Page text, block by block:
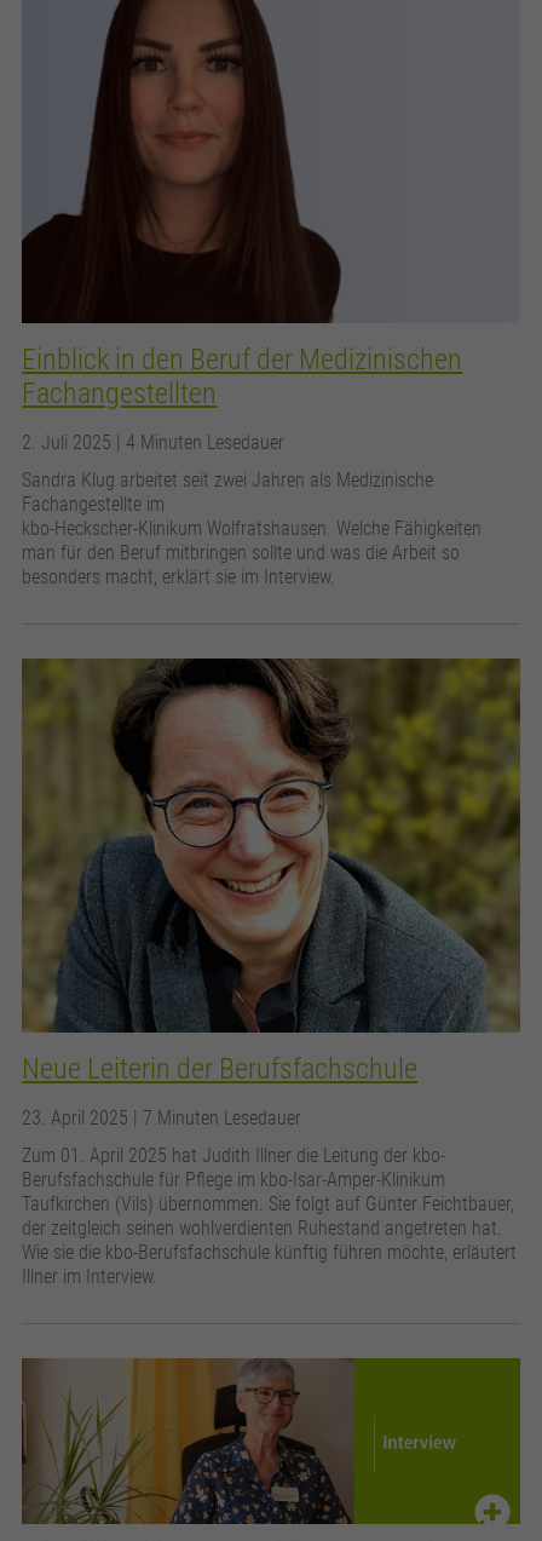
Einblick in den Beruf der Medizinischen
Fachangestellten
2. Juli 2025 | 4 Minuten Lesedauer
Sandra Klug arbeitet seit zwei Jahren als Medizinische
Fachangestellte im
kbo-Heckscher-Klinikum Wolfratshausen. Welche Fähigkeiten
man für den Beruf mitbringen sollte und was die Arbeit so
besonders macht, erklärt sie im Interview.
Neue Leiterin der Berufsfachschule
23. April 2025
| 7 Minuten Lesedauer
Zum 01. April 2025 hat Judith Illner die Leitung der kbo-
Berufsfachschule für Pflege im kbo-Isar-Amper-Klinikum
Taufkirchen (Vils) übernommen. Sie folgt auf Günter Feichtbauer,
der zeitgleich seinen wohlverdienten Ruhestand angetreten hat.
Wie sie die kbo-Berufsfachschule künftig führen möchte, erläutert
Illner im Interview.